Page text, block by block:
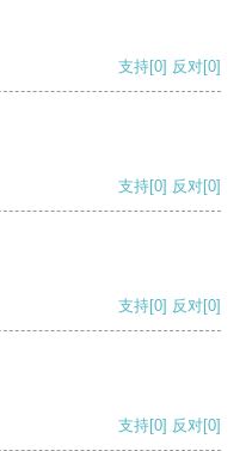
支持[0] 反对[0]
支持[0] 反对[0]
支持[0] 反对[0]
支持[0] 反对[0]